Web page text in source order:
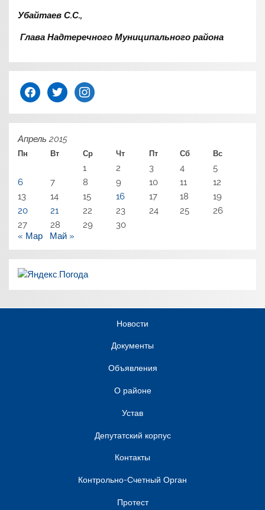
Убайтаев С.С.,
Глава Надтеречного Муниципального района
facebooktwitter instagram
Апрель 2015
Пн Вт Ср Чт Пт Сб Вс
1 2 3 4
5
6
7 8 9 10 11
12
13
14 15 16 17 18
19
20
21 22 23 24 25
26
27
28 29
30
« Мар
Май »
Новости
Документы
Объявления
О районе
Устав
Депутатский корпус
Контакты
Контрольно-Счетный Орган
Протест